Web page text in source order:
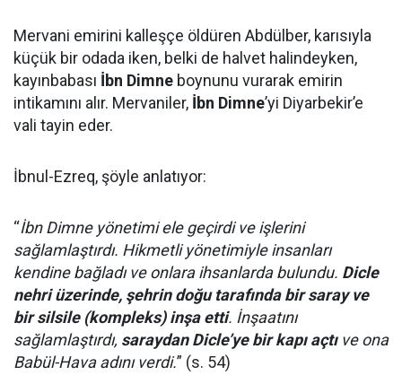
Mervani emirini kalleşçe öldüren Abdülber, karısıyla
küçük bir odada iken, belki de halvet halindeyken,
kayınbabası İbn Dimne boynunu vurarak emirin
intikamını alır. Mervaniler, İbn Dimne’yi Diyarbekir’e
vali tayin eder.
İbnul-Ezreq, şöyle anlatıyor:
“İbn Dimne yönetimi ele geçirdi ve işlerini
sağlamlaştırdı. Hikmetli yönetimiyle insanları
kendine bağladı ve onlara ihsanlarda bulundu. Dicle
nehri üzerinde, şehrin doğu tarafında bir saray ve
bir silsile (kompleks) inşa etti. İnşaatını
sağlamlaştırdı, saraydan Dicle’ye bir kapı açtıve ona
Babül-Hava adını verdi.” (s. 54)